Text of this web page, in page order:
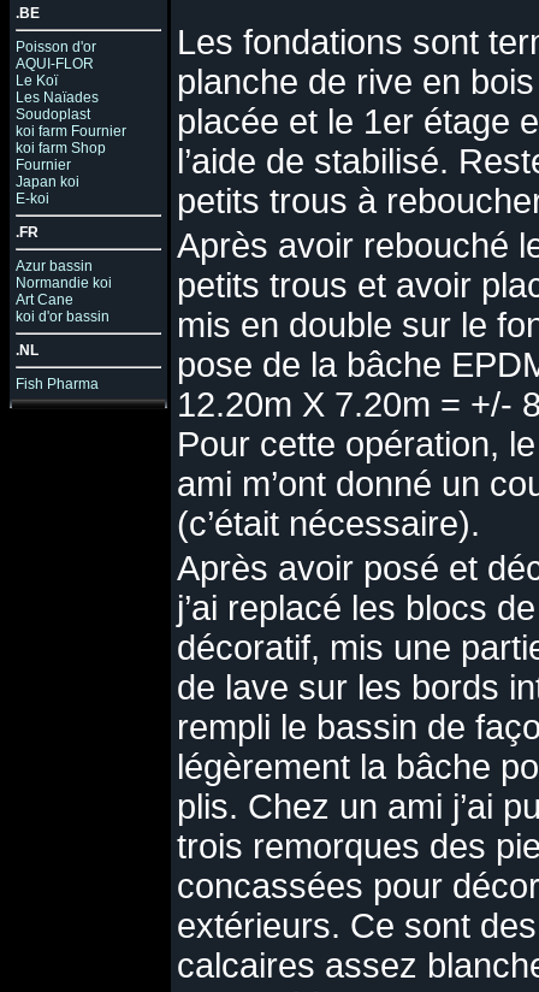
.BE
Poisson d'or
AQUI-FLOR
Le Koï
Les Naïades
Soudoplast
koi farm Fournier
koi farm Shop
Fournier
Japan koi
E-koi
.FR
Azur bassin
Normandie koi
Art Cane
koi d'or bassin
.NL
Fish Pharma
Les fondations sont
planche de rive en
placée et le 1er étage
l’aide de stabilisé.
petits trous à
Après avoir rebouché
petits trous et avoir
mis en double sur le
pose de la bâche
12.20m X 7.20m = +/-
Pour cette opération,
ami m’ont donné un
(c’était nécessaire).
Après avoir posé et
j’ai replacé les blocs
décoratif, mis une
de lave sur les bords
rempli le bassin de
légèrement la bâche
plis. Chez un ami j’ai
trois remorques des
concassées pour
extérieurs. Ce sont
calcaires assez